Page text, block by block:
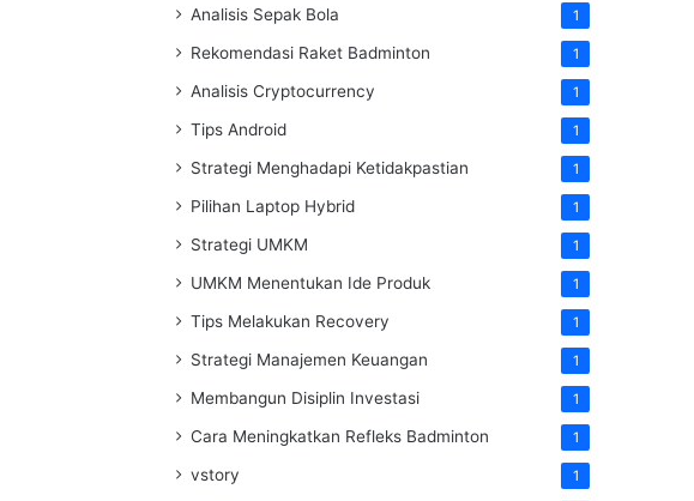
Analisis Sepak Bola 1
Rekomendasi Raket Badminton 1
Analisis Cryptocurrency 1
Tips Android 1
Strategi Menghadapi Ketidakpastian 1
Pilihan Laptop Hybrid 1
Strategi UMKM 1
UMKM Menentukan Ide Produk 1
Tips Melakukan Recovery 1
Strategi Manajemen Keuangan 1
Membangun Disiplin Investasi 1
Cara Meningkatkan Refleks Badminton 1
vstory 1